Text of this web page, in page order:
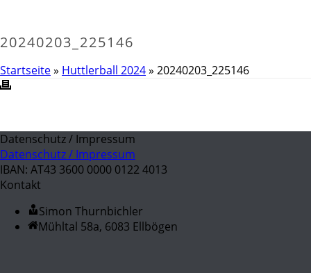
20240203_225146
Startseite» Huttlerball 2024» 20240203_225146
Datenschutz / Impressum
Datenschutz / Impressum
IBAN: AT43 3600 0000 0122 4013
Kontakt
Simon Thurnbichler
Mühltal 58a, 6083 Ellbögen